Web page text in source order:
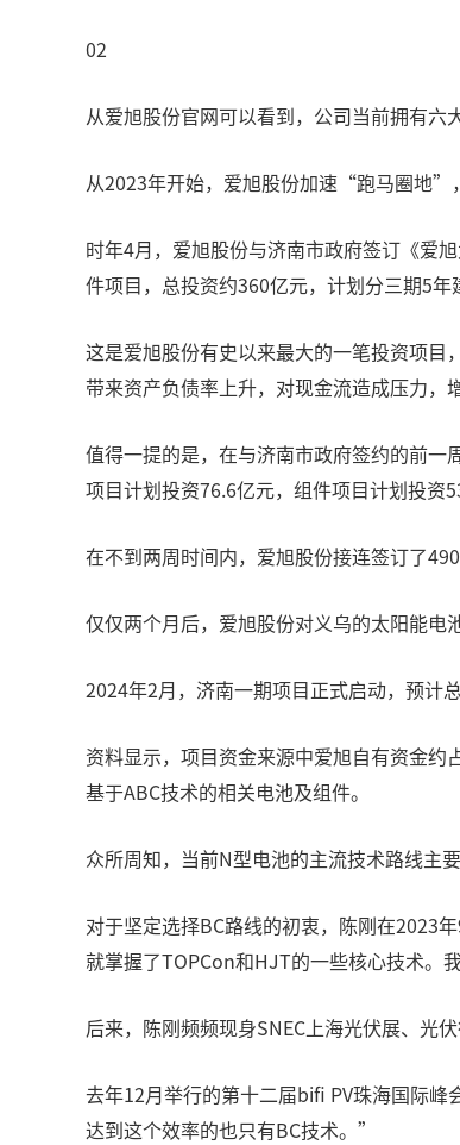
02
从爱旭股份官网可以看到，公司当前拥有六
从2023年开始，爱旭股份加速“跑马圈地”
时年4月，爱旭股份与济南市政府签订《爱
件项目，总投资约360亿元，计划分三期5年
这是爱旭股份有史以来最大的一笔投资项目
带来资产负债率上升，对现金流造成压力，
值得一提的是，在与济南市政府签约的前一
项目计划投资76.6亿元，组件项目计划投资
在不到两周时间内，爱旭股份接连签订了
仅仅两个月后，爱旭股份对义乌的太阳能电
2024年2月，济南一期项目正式启动，预计
资料显示，项目资金来源中爱旭自有资金
基于ABC技术的相关电池及组件。
众所周知，当前N型电池的主流技术路线主
对于坚定选择BC路线的初衷，陈刚在2023
就掌握了TOPCon和HJT的一些核心技术。
后来，陈刚频频现身SNEC上海光伏展、光
去年12月举行的第十二届bifi PV珠海国际
达到这个效率的也只有BC技术。”